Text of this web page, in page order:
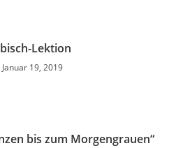
Lektion
Januar 19, 2019
bis zum Morgengrauen“